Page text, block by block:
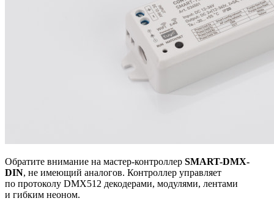
Обратите внимание на мастер-контроллер SMART-DMX-
DIN, не имеющий аналогов. Контроллер управляет
по протоколу DMX512 декодерами, модулями, лентами
и гибким неоном.